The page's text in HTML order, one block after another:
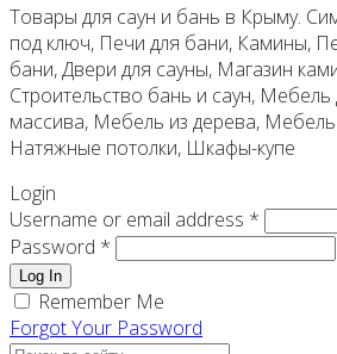
Товары для саун и бань в Крыму.
под ключ, Печи для бани, Камины,
бани, Двери для сауны, Магазин
Строительство бань и саун, Мебель
массива, Мебель из дерева, Мебель
Натяжные потолки, Шкафы-купе
Login
Username or email address *
Password *
Log In
Remember Me
Forgot Your Password